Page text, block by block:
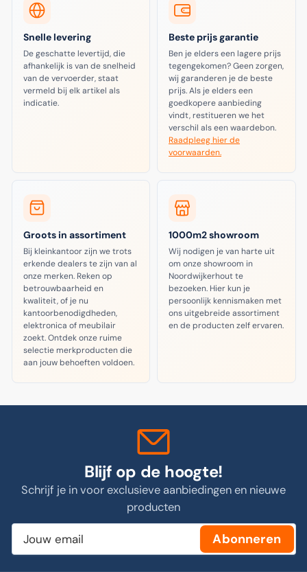
Snelle levering
De geschatte levertijd, die
afhankelijk is van de snelheid
van de vervoerder, staat
vermeld bij elk artikel als
indicatie.
Beste prijs garantie
Ben je elders een lagere prijs
tegengekomen? Geen zorgen,
wij garanderen je de beste
prijs. Als je elders een
goedkopere aanbieding
vindt, restitueren we het
verschil als een waardebon.
Raadpleeg hier de
voorwaarden.
Groots in assortiment
Bij kleinkantoor zijn we trots
erkende dealers te zijn van al
onze merken. Reken op
betrouwbaarheid en
kwaliteit, of je nu
kantoorbenodigdheden,
elektronica of meubilair
zoekt. Ontdek onze ruime
selectie merkproducten die
aan jouw behoeften voldoen.
1000m2 showroom
Wij nodigen je van harte uit
om onze showroom in
Noordwijkerhout te
bezoeken. Hier kun je
persoonlijk kennismaken met
ons uitgebreide assortiment
en de producten zelf ervaren.
Blijf op de hoogte!
Schrijf je in voor exclusieve aanbiedingen en nieuwe
producten
Jouw
email
Abonneren